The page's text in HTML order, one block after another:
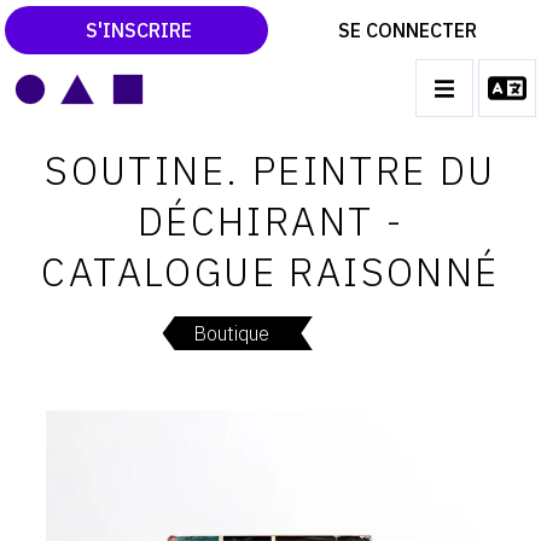
S'INSCRIRE SE CONNECTER
navigation
CATALOGUES RAISONNÉS
LES EXPOSITIONS
LES VERNISSAGES
ARCHIVES DES EXPOSITIONS
SOUTINE. PEINTRE DU
DÉCHIRANT -
CATALOGUE RAISONNÉ
Boutique